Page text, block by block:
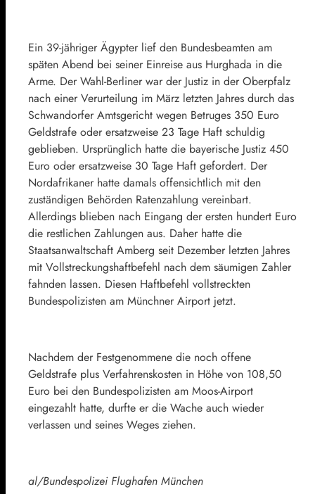
Ein 39-jähriger Ägypter lief den Bundesbeamten am
späten Abend bei seiner Einreise aus Hurghada in die
Arme. Der Wahl-Berliner war der Justiz in der Oberpfalz
nach einer Verurteilung im März letzten Jahres durch das
Schwandorfer Amtsgericht wegen Betruges 350 Euro
Geldstrafe oder ersatzweise 23 Tage Haft schuldig
geblieben. Ursprünglich hatte die bayerische Justiz 450
Euro oder ersatzweise 30 Tage Haft gefordert. Der
Nordafrikaner hatte damals offensichtlich mit den
zuständigen Behörden Ratenzahlung vereinbart.
Allerdings blieben nach Eingang der ersten hundert Euro
die restlichen Zahlungen aus. Daher hatte die
Staatsanwaltschaft Amberg seit Dezember letzten Jahres
mit Vollstreckungshaftbefehl nach dem säumigen Zahler
fahnden lassen. Diesen Haftbefehl vollstreckten
Bundespolizisten am Münchner Airport jetzt.
Nachdem der Festgenommene die noch offene
Geldstrafe plus Verfahrenskosten in Höhe von 108,50
Euro bei den Bundespolizisten am Moos-Airport
eingezahlt hatte, durfte er die Wache auch wieder
verlassen und seines Weges ziehen.
al/Bundespolizei Flughafen München